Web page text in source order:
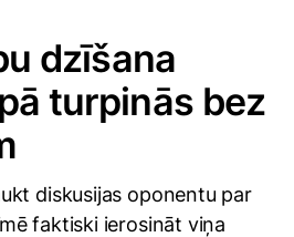
dzīšana
turpinās bez
diskusijas oponentu par
faktiski ierosināt viņa